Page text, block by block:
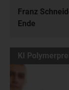
Franz
Ende
KI